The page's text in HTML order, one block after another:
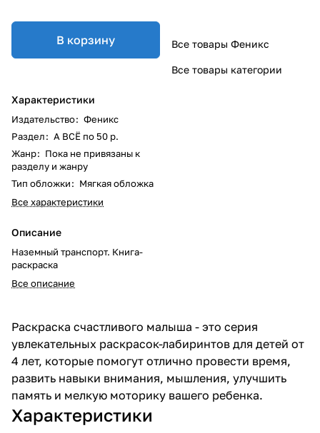
В корзину
Характеристики
Издательство: Феникс
Раздел: А ВСЁ по 50 р.
Жанр: Пока не привязаны к
разделу и жанру
Тип обложки: Мягкая обложка
Все характеристики
Описание
Наземный транспорт. Книга-
раскраска
Все описание
Все товары Феникс
Все товары категории
Раскраска счастливого малыша - это серия
увлекательных раскрасок-лабиринтов для детей от
4 лет, которые помогут отлично провести время,
развить навыки внимания, мышления, улучшить
память и мелкую моторику вашего ребенка.
Характеристики